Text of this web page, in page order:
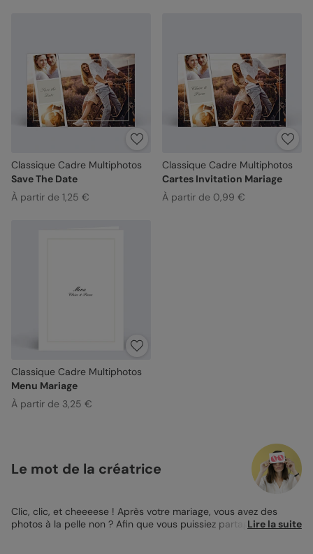
Classique Cadre Multiphotos
Save The Date
À partir de 1,25 €
Classique Cadre Multiphotos
Cartes Invitation Mariage
À partir de 0,99 €
Classique Cadre Multiphotos
Menu Mariage
À partir de 3,25 €
Le mot de la créatrice
Clic, clic, et cheeeese ! Après votre mariage, vous avez des
photos à la pelle non ? Afin que vous puissiez partager le plus
Lire la suite